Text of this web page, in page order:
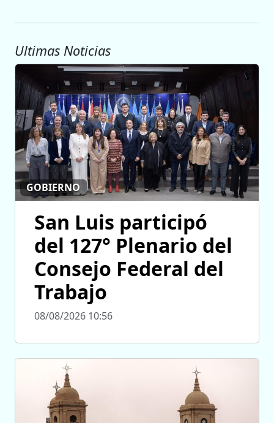
Ultimas Noticias
GOBIERNO
San Luis participó
del 127° Plenario del
Consejo Federal del
Trabajo
08/08/2026 10:56